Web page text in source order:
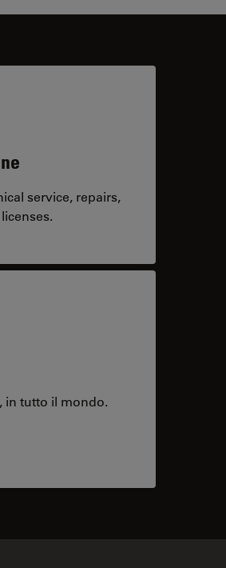
service, repairs,
in tutto il mondo.